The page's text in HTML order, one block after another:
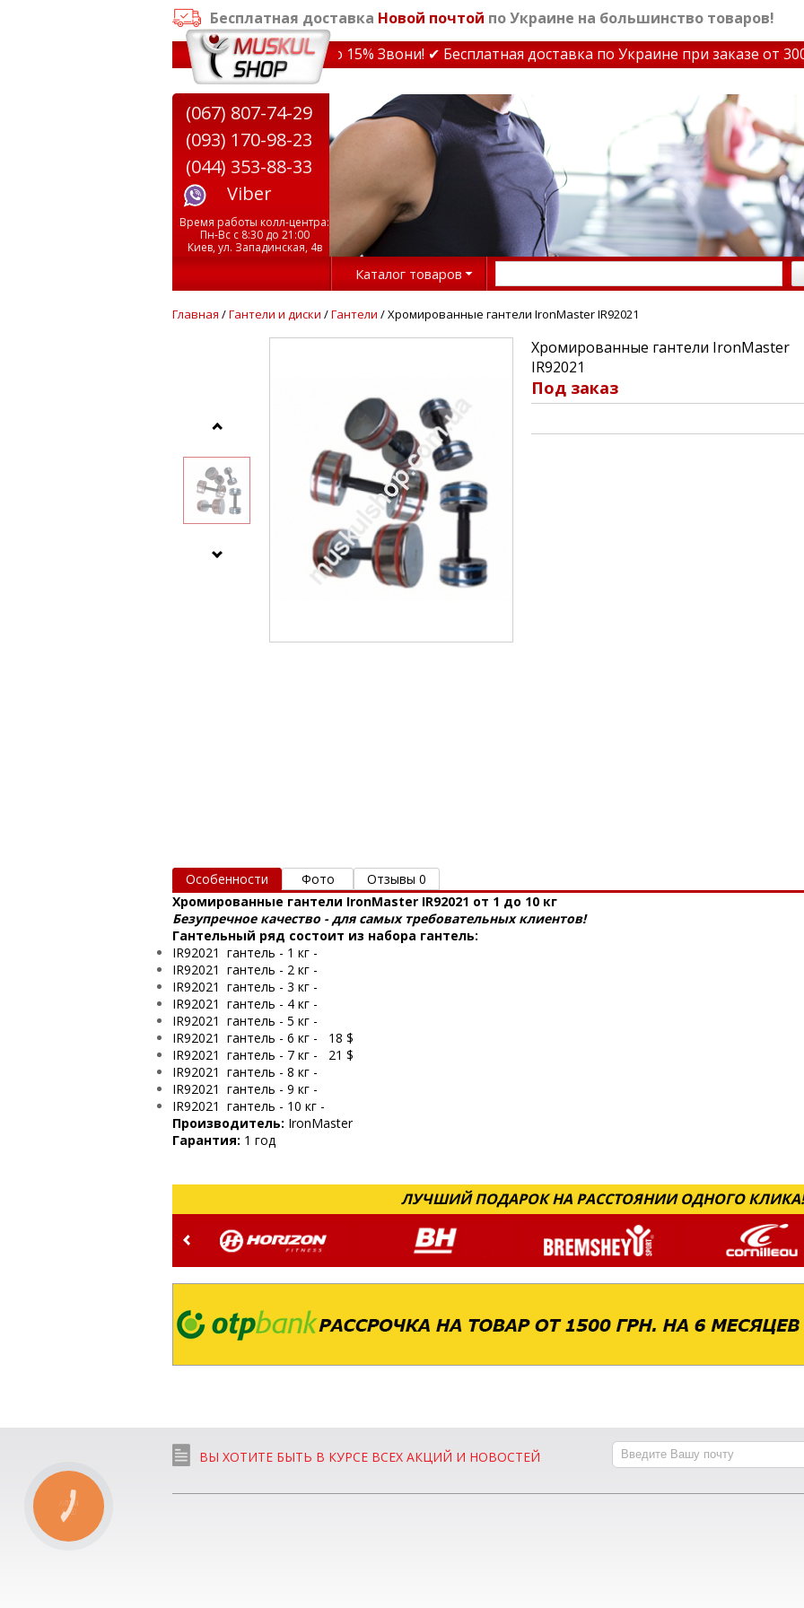
Бесплатная доставка Новой почтой по Украине на большинство товаров!
✔ Скидки на тренажеры до 15% Звони! ✔ Бесплатная доставка по Украине при заказе от 3000
(067) 807-74-29
(093) 170-98-23
(044) 353-88-33
Viber
Время работы колл-центра:
Пн-Вс с 8:30 до 21:00
Киев, ул. Западинская, 4в
Каталог товаров
Главная /Гантели и диски /Гантели / Хромированные гантели IronMaster IR92021
Хромированные гантели IronMaster
IR92021
Под заказ
Особенности Фото
Отзывы 0
Хромированные гантели IronMaster IR92021 от 1 до 10 кг
Безупречное качество - для самых требовательных клиентов!
Гантельный ряд состоит из набора гантель:
IR92021 гантель - 1 кг -
IR92021 гантель - 2 кг -
IR92021 гантель - 3 кг -
IR92021 гантель - 4 кг -
IR92021 гантель - 5 кг -
IR92021 гантель - 6 кг - 18 $
IR92021 гантель - 7 кг - 21 $
IR92021 гантель - 8 кг -
IR92021 гантель - 9 кг -
IR92021 гантель - 10 кг -
Производитель: IronMaster
Гарантия: 1 год
ЛУЧШИЙ ПОДАРОК НА РАССТОЯНИИ ОДНОГО КЛИКА!
ВЫ ХОТИТЕ БЫТЬ В КУРСЕ ВСЕХ АКЦИЙ И НОВОСТЕЙ
КНОПКА
СВЯЗИ